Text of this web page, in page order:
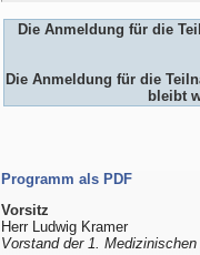
Die Anmeldung für die
Die Anmeldung für die
bleibt
Programm als PDF
Vorsitz
Herr Ludwig Kramer
Vorstand der 1.